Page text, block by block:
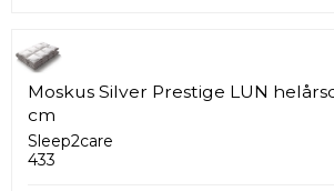
Moskus Silver Prestige LUN
cm
Sleep2care
433